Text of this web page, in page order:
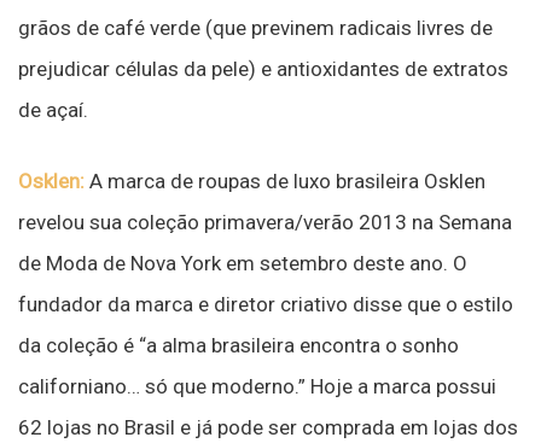
grãos de café verde (que previnem radicais livres de
prejudicar células da pele) e antioxidantes de extratos
de açaí.
Osklen: A marca de roupas de luxo brasileira Osklen
revelou sua coleção primavera/verão 2013 na Semana
de Moda de Nova York em setembro deste ano. O
fundador da marca e diretor criativo disse que o estilo
da coleção é “a alma brasileira encontra o sonho
californiano… só que moderno.” Hoje a marca possui
62 lojas no Brasil e já pode ser comprada em lojas dos